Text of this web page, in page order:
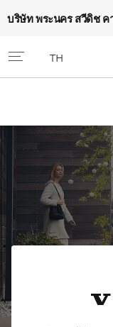
บริษัท พระนคร สวีดิช ค
TH
Volvo